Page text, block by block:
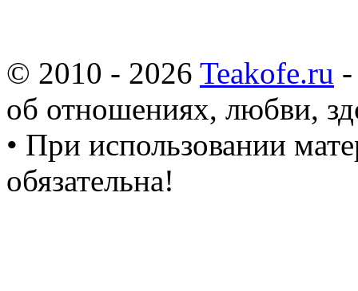
© 2010 - 2026 Teakofe.ru
об отношениях, любви,
• При использовании
обязательна!